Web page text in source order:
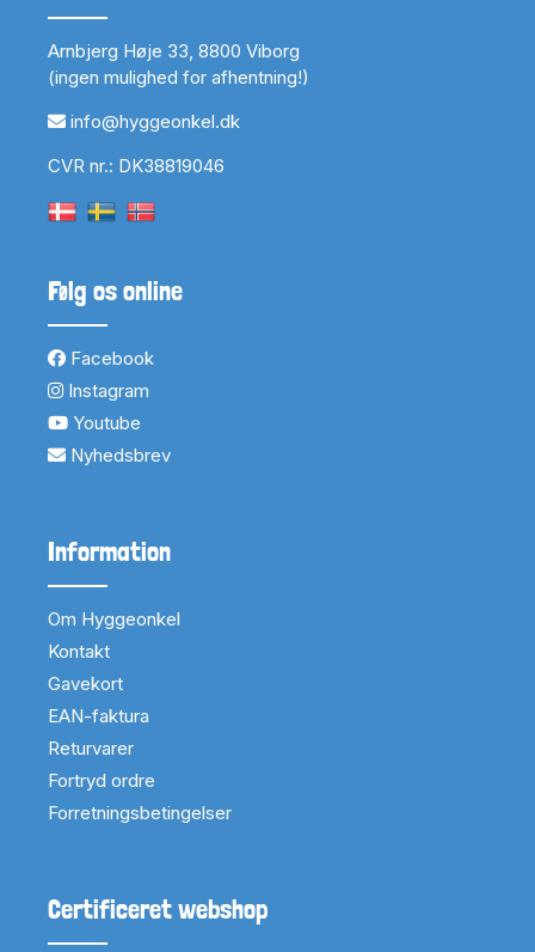
Arnbjerg Høje 33, 8800 Viborg
(ingen mulighed for afhentning!)
info@hyggeonkel.dk
CVR nr.: DK38819046
Følg os online
Facebook
Instagram
Youtube
Nyhedsbrev
Information
Om Hyggeonkel
Kontakt
Gavekort
EAN-faktura
Returvarer
Fortryd ordre
Forretningsbetingelser
Certificeret webshop